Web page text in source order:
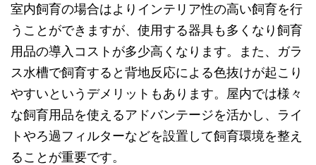
室内飼育の場合はよりインテリア性の高い飼育を行
うことができますが、使用する器具も多くなり飼育
用品の導入コストが多少高くなります。また、ガラ
ス水槽で飼育すると背地反応による色抜けが起こり
やすいというデメリットもあります。屋内では様々
な飼育用品を使えるアドバンテージを活かし、ライ
トやろ過フィルターなどを設置して飼育環境を整え
ることが重要です。